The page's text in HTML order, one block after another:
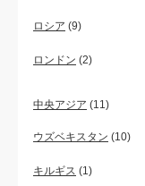
ロシア (9)
ロンドン (2)
中央アジア (11)
ウズベキスタン (10)
キルギス (1)